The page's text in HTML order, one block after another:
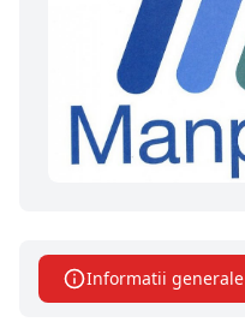
Informatii generale